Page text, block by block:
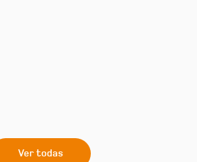
Ver todas